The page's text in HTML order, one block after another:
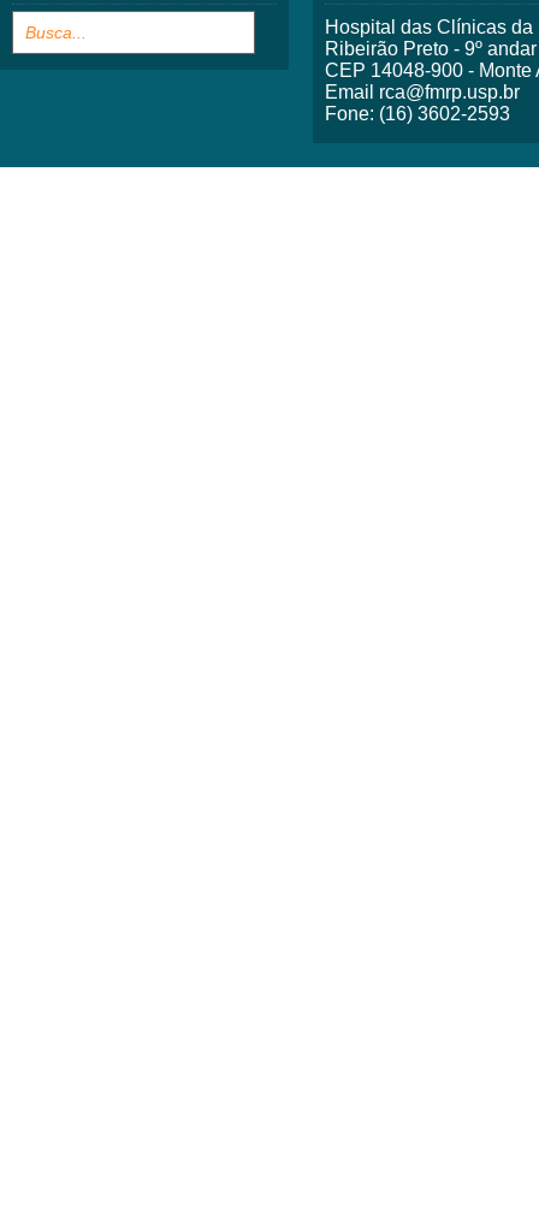
Hospital das Clínicas
Ribeirão Preto - 9º andar
CEP 14048-900 -
Email rca@fmrp.usp.br
Fone: (16) 3602-2593